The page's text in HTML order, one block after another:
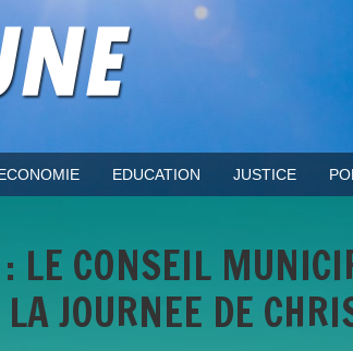
EDUCATION JUSTICE
LE CONSEIL
JOURNEE DE